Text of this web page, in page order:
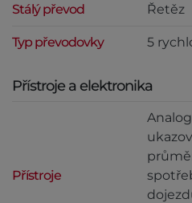
Stálý převod Řetěz
Typ převodovky 5
Přístroje a elektronika
Přístroje